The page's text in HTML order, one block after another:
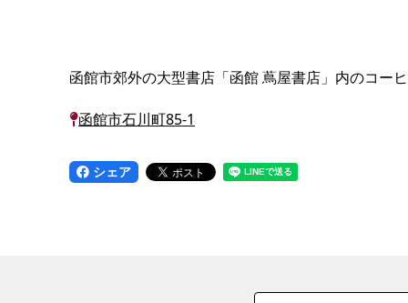
函館市郊外の大型書店「函館 蔦屋書店」内のコー
函館市石川町85-1
シェア